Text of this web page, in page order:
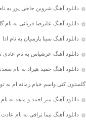
دانلود آهنگ شروین حاجی پور به
دانلود آهنگ علیرضا قربانی به نام
دانلود آهنگ سینا پارسیان به نام ادا
دانلود آهنگ عرشیاس به نام عادی
دانلود آهنگ حمید هیراد به نام
گلستون کنی واسم خیام زمانه ام به
دانلود آهنگ میر احمد و ماهد به نام
دانلود آهنگ نیما نراقی به نام